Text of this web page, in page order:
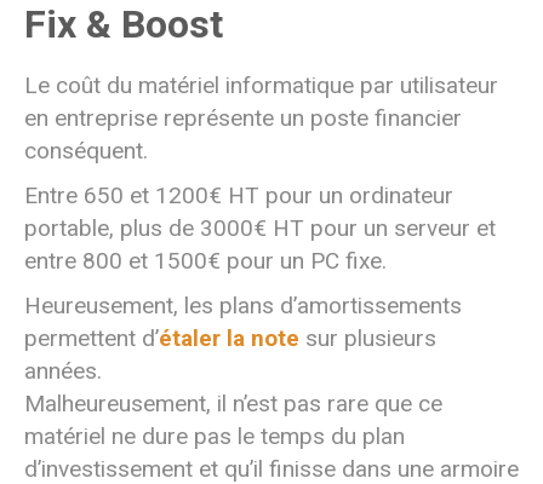
Fix & Boost
Le coût du matériel informatique par utilisateur
en entreprise représente un poste financier
conséquent.
Entre 650 et 1200€ HT pour un ordinateur
portable, plus de 3000€ HT pour un serveur et
entre 800 et 1500€ pour un PC fixe.
Heureusement, les plans d’amortissements
permettent d’étaler la note sur plusieurs
années.
Malheureusement, il n’est pas rare que ce
matériel ne dure pas le temps du plan
d’investissement et qu’il finisse dans une armoire